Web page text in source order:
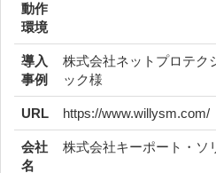
動作
環境
導入
事例
株式会社ネットプロテク
ック様
URL https://www.willysm.com/
会社
名
株式会社キーポート・ソ